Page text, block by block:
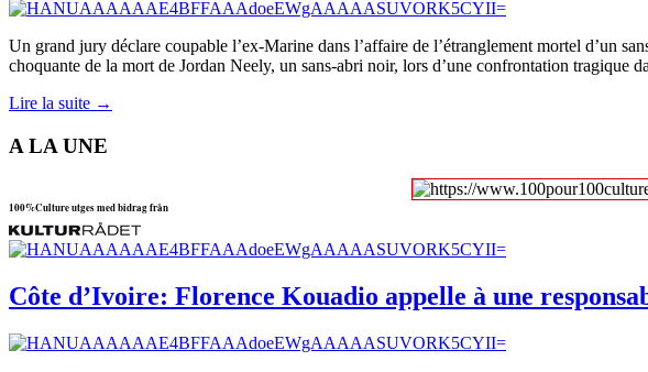
Un grand jury déclare coupable l’ex-Marine dans l’affaire de l’étranglement mortel d’un
choquante de la mort de Jordan Neely, un sans-abri noir, lors d’une confrontation
Lire la suite →
A LA UNE
100%Culture utges med bidrag från
Côte d’Ivoire: Florence Kouadio appelle à une